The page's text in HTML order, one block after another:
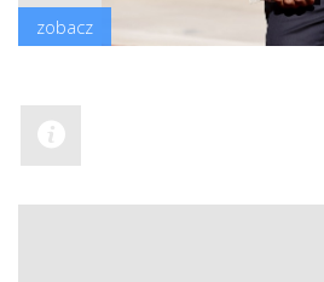
zobacz